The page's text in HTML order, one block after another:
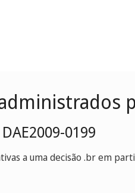
0199
a uma decisão .br em